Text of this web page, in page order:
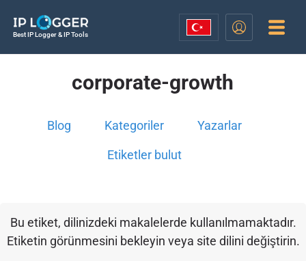
Best IP Logger & IP Tools
corporate-growth
Blog Kategoriler Yazarlar
Etiketler bulut